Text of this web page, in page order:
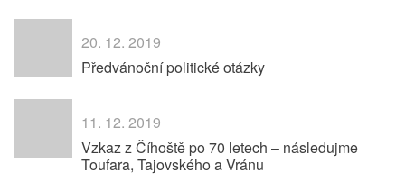
20. 12. 2019
Předvánoční politické otázky
11. 12. 2019
Vzkaz z Číhoště po 70 letech – následujme
Toufara, Tajovského a Vránu